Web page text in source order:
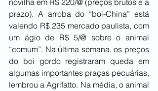
novilha em R$ 220/@ (preços brutos e a
prazo). A arroba do “boi-China” está
valendo R$ 235 mercado paulista, com
um ágio de R$ 5/@ sobre o animal
“comum”. Na última semana, os preços
do boi gordo registraram queda em
algumas importantes praças pecuárias,
lembrou a Agrifatto. Na média, o animal